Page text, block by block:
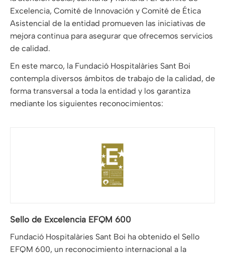
Excelencia, Comité de Innovación y Comité de Ética
Asistencial de la entidad promueven las iniciativas de
mejora continua para asegurar que ofrecemos servicios
de calidad.
En este marco, la Fundació Hospitalàries Sant Boi
contempla diversos ámbitos de trabajo de la calidad, de
forma transversal a toda la entidad y los garantiza
mediante los siguientes reconocimientos:
Sello de Excelencia EFQM 600
Fundació Hospitalàries Sant Boi ha obtenido el Sello
EFQM 600, un reconocimiento internacional a la